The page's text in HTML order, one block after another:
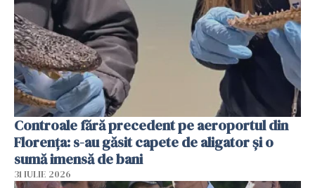
Controale fără precedent pe aeroportul din
Florența: s-au găsit capete de aligator și o
sumă imensă de bani
31 IULIE 2026